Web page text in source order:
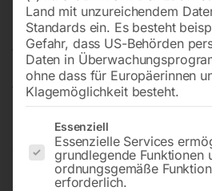
für Dampfreiniger SG 36
24,00
inkl. MwSt. zzgl.Versandkosten
Land mit unzureichendem
Standards ein. Es besteht
Gefahr, dass US-Behörden
Daten in
ohne dass für Europäerinnen
Klagemöglichkeit besteht.
Es folgt eine Liste der Service-
Essenziell
Essenzielle Services
grundlegende Funktionen
ordnungsgemäße
erforderlich.